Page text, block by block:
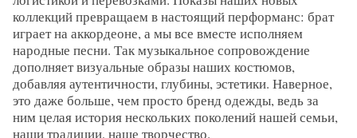
коллекций превращаем в настоящий перформанс: брат
играет на аккордеоне, а мы все вместе исполняем
народные песни. Так музыкальное сопровождение
дополняет визуальные образы наших костюмов,
добавляя аутентичности, глубины, эстетики. Наверное,
это даже больше, чем просто бренд одежды, ведь за
ним целая история нескольких поколений нашей семьи,
наши традиции, наше творчество.